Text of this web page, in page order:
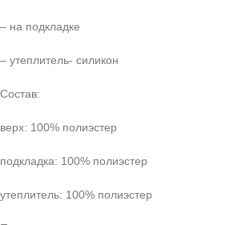
– на подкладке
– утеплитель- силикон
Состав:
верх: 100% полиэстер
подкладка: 100% полиэстер
утеплитель: 100% полиэстер